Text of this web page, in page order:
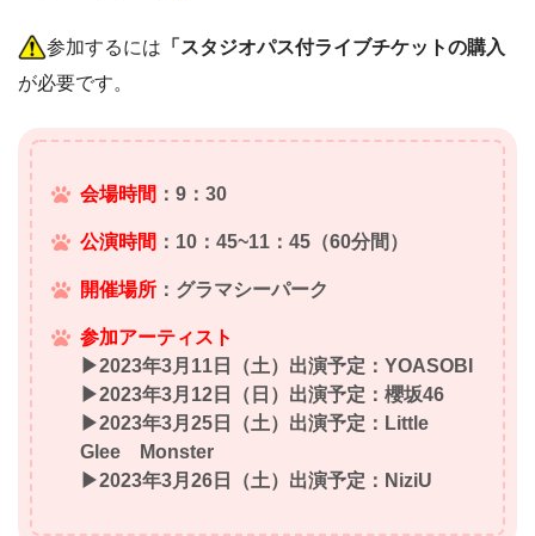
参加するには 「スタジオパス付ライブチケットの購入
が必要です。
会場時間 ：9：30
公演時間 ：10：45~11：45（60分間）
開催場所 ：グラマシーパーク
参加アーティスト
▶2023年3月11日（土）出演予定：YOASOBI
▶2023年3月12日（日）出演予定：櫻坂46
▶2023年3月25日（土）出演予定：Little
Glee Monster
▶2023年3月26日（土）出演予定：NiziU